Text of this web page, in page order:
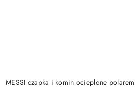
MESSI czapka i komin ocieplone